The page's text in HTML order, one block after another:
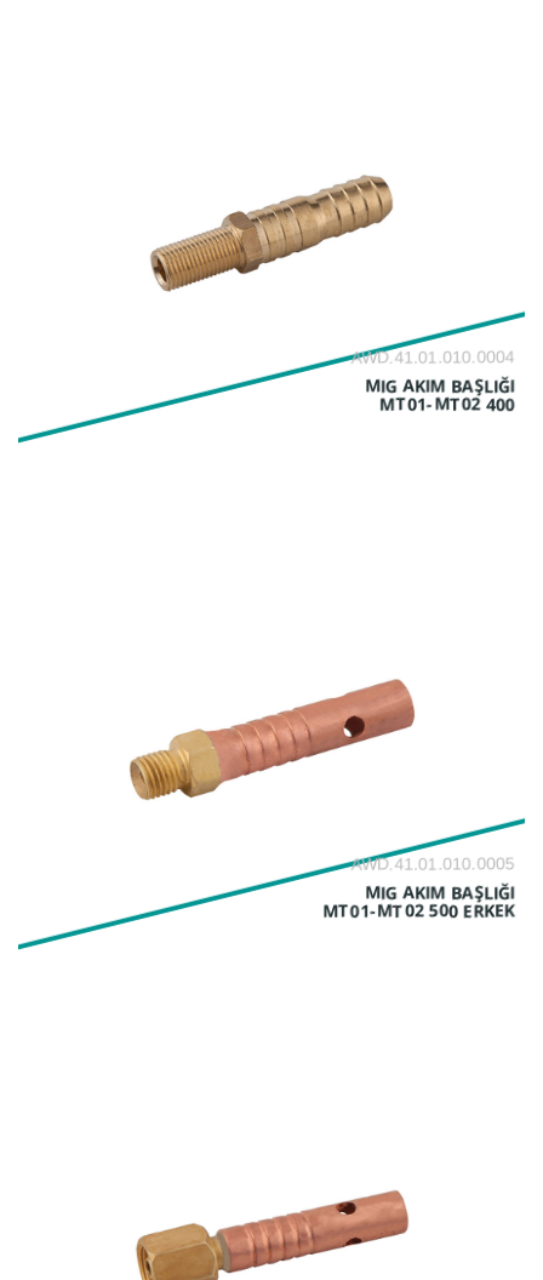
AWD.41.01.010.0004
MIG AKIM BAŞLIĞI
MT01-MT02 400
AWD.41.01.010.0005
MIG AKIM BAŞLIĞI
MT01-MT02 500 ERKEK